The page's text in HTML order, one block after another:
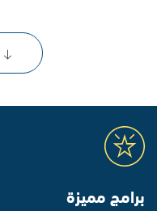
برامج مميزة